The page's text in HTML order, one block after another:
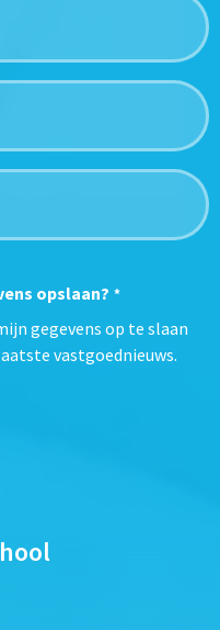
opslaan? *
gegevens op te slaan
vastgoednieuws.